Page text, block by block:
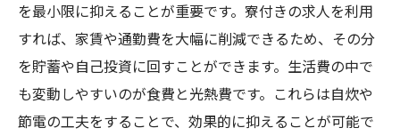
を最小限に抑えることが重要です。寮付きの求人を利用
すれば、家賃や通勤費を大幅に削減できるため、その分
を貯蓄や自己投資に回すことができます。生活費の中で
も変動しやすいのが食費と光熱費です。これらは自炊や
節電の工夫をすることで、効果的に抑えることが可能で